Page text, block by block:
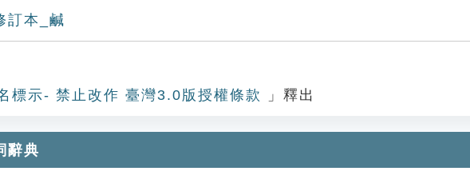
訂本_鹹
標示- 禁止改作 臺灣3.0版授權條款 」釋出
辭典